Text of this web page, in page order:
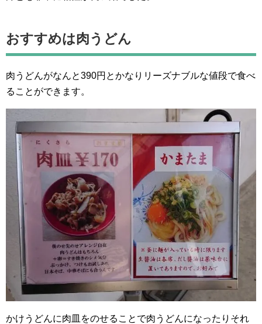
おすすめは肉うどん
肉うどんがなんと390円とかなりリーズナブルな値段で食べ
ることができます。
かけうどんに肉皿をのせることで肉うどんになったりそれ